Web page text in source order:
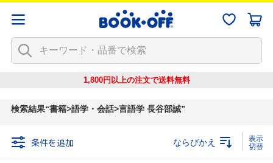
1,800円以上の注文で送料無料
検索結果 書籍>語学・会話>言語学 長谷部誠
条件を追加 ならびかえ